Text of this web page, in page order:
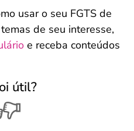
usar o seu FGTS de
de seu interesse,
e receba conteúdos
útil?